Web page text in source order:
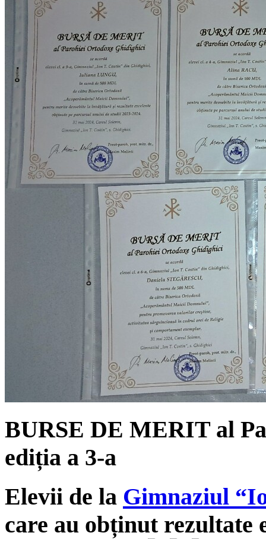
BURSE DE MERIT al
ediția a 3-a
Elevii de la Gimnaziul
care au obținut rezultate